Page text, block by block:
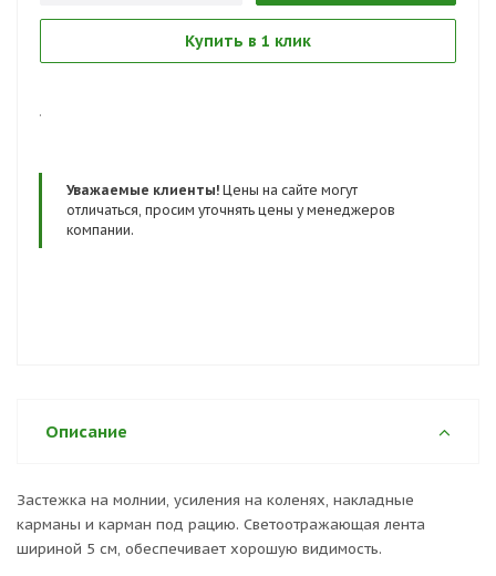
Купить в 1 клик
.
Уважаемые клиенты! Цены на сайте могут
отличаться, просим уточнять цены у менеджеров
компании.
Описание
Застежка на молнии, усиления на коленях, накладные
карманы и карман под рацию. Светоотражающая лента
шириной 5 см, обеспечивает хорошую видимость.